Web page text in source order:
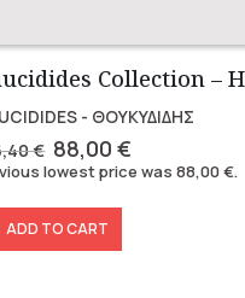
- ΘΟΥΚΥΔΙΔΗΣ
€ Original
price
was:
146,40 €.
88,00€
price
lowest price was88,00€.
ADD TO CART